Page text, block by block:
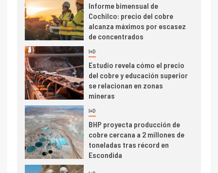
Informe bimensual de
Cochilco: precio del cobre
alcanza máximos por escasez
de concentrados
5 I+D
Estudio revela cómo el precio
del cobre y educación superior
se relacionan en zonas
mineras
6 I+D
BHP proyecta producción de
cobre cercana a 2 millones de
toneladas tras récord en
Escondida